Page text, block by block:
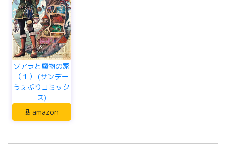
ソアラと魔物の家
（１） (サンデー
うぇぶりコミック
ス)
amazon